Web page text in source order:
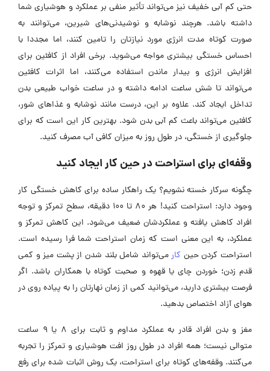
حتی کم آبی خفیف نیز می‌تواند تأثیر منفی بر عملکرد و هوشیاری شما
داشته باشد. هرچند نوشابه و نوشیدنی‌های شیرین، می‌توانند به
صورت کوتاه مدت انرژی مورد نیازتان را تامین کنند، اما مجددا با
احساس خستگی بیشتری مواجه می‌شوید. برخی افراد از کافئین برای
افزایش انرژی و بیدار ماندن استفاده می‌کنند، اما اثرات کافئین
می‌تواند تا شش ساعت ادامه داشته و در ساعت خواب طبیعی بدن
تداخل ایجاد کند. علاوه بر این، درست مانند نوشابه و غذاهای شور،
کافئین می‌تواند باعث کم آبی بدن شود. بهترین کار این است که برای
جلوگیری از خستگی، در طول روز به میزان کافی آب مصرف کنید.
وقفه‌ای برای استراحت در حین کار ایجاد کنید
چگونه سرکار خسته نشویم؟ یک راهکار ساده برای کاهش خستگی کار
وجود دارد: استراحت کنید! هر 80 تا 100 دقیقه، سطح تمرکز و توجه
افراد کاهش یافته و عملکردشان ضعیف می‌شود. این کاهش تمرکز و
عملکرد، به این معنی است که زمان استراحت شما فرا رسیده است.
استراحت کردن حین کارمی‌تواند شامل بلند شدن از پشت میز و کمی
قدم زدن؛ خوردن چای یا قهوه و صحبت کوتاه با همکاران باشد. اگر
فرصت بیشتری دارید، می‌توانید کمی از زمان نهارتان را به پیاده روی در
هوای آزاد اختصاص بدهید.
مغز و بدن افراد قادر به عملکرد مداوم و ثابت برای 8 یا 9 ساعت
متوالی نیست؛ همه افراد در طول روز افت هوشیاری و تمرکز را تجربه
می‌کنند. وقفه‌های کوتاه برای استراحت، یک روش اثبات شده برای رفع